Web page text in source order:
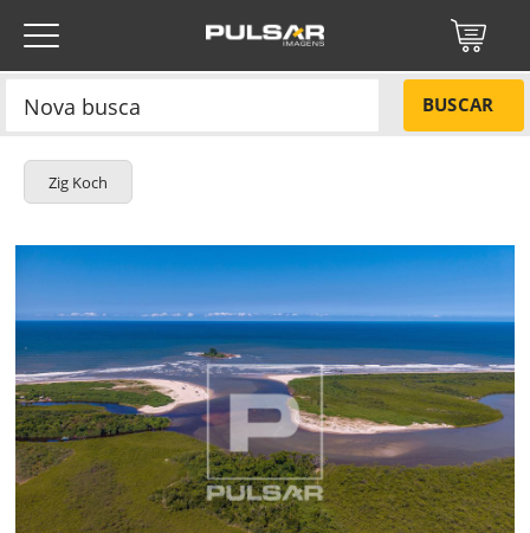
BUSCAR
Zig Koch
Título do projeto
Códigos
ENVIAR
NÃO
SIM
Título do projeto
Tamanho PR$ 57,00
Tamanho MR$ 114,00
Tamanho GR$ 171,00